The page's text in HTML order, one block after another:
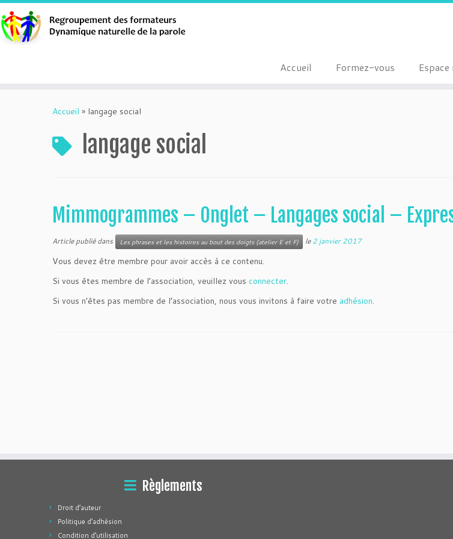
Accueil Formez-vous
Accueil » langage social
langage social
Mimmogrammes – Onglet – Langages social –
Article publié dans Les phrases et les histoires au bout des doigts (atelier E et F) le2 janvier 2017
Vous devez être membre pour avoir accès à ce contenu.
Si vous êtes membre de l’association, veuillez vous connecter.
Si vous n’êtes pas membre de l’association, nous vous invitons à faire votre adhésion.
Règlements
Droit d’auteur
Politique d’adhésion
Condition d’utilisation